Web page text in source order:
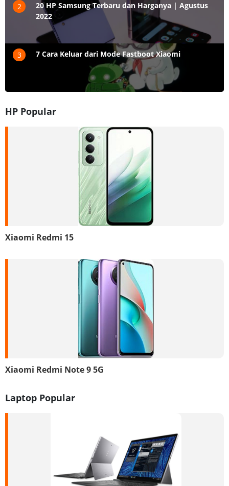
2
20 HP Samsung Terbaru dan Harganya | Agustus
2022
3 7 Cara Keluar dari Mode Fastboot Xiaomi
HP Popular
Xiaomi Redmi 15
Xiaomi Redmi Note 9 5G
Laptop Popular